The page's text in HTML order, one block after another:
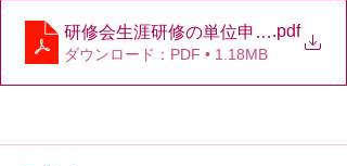
研修会生涯研修の単位申請について
.pdf
ダウンロード：PDF • 1.18MB